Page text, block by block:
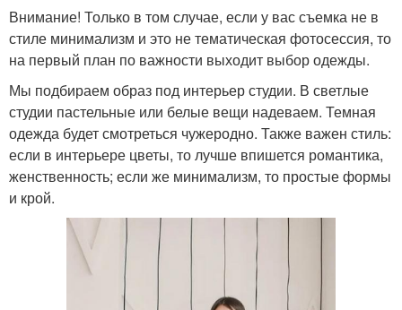
Внимание! Только в том случае, если у вас съемка не в
стиле минимализм и это не тематическая фотосессия, то
на первый план по важности выходит выбор одежды.
Мы подбираем образ под интерьер студии. В светлые
студии пастельные или белые вещи надеваем. Темная
одежда будет смотреться чужеродно. Также важен стиль:
если в интерьере цветы, то лучше впишется романтика,
женственность; если же минимализм, то простые формы
и крой.